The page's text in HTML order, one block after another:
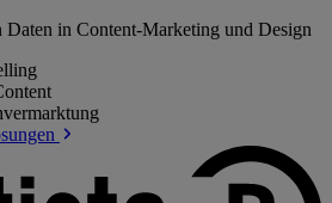
Daten in Content-Marketing und Design